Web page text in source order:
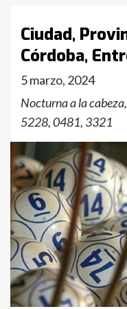
Ciudad,
Córdoba,
5 marzo, 2024
Nocturna a la
5228, 0481, 3321